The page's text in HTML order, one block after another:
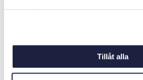
Tillåt alla
Art nr: 11080 Art nr:
Från